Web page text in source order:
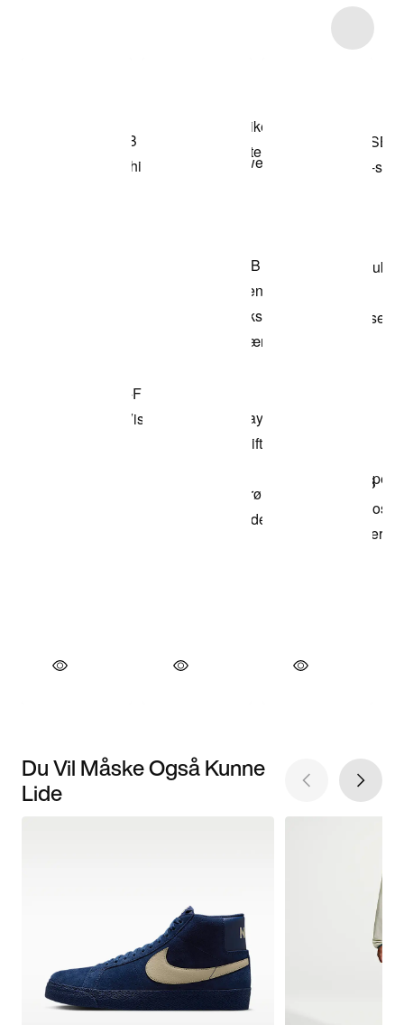
Du Vil Måske Også Kunne
Lide